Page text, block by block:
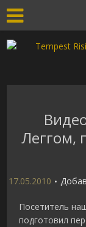
Леггом,
17.05.2010
Посетитель
подготовил